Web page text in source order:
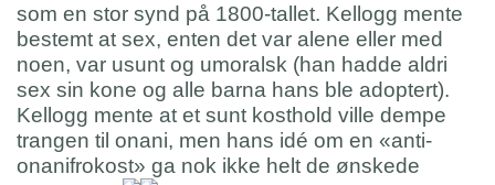
som en stor synd på 1800-tallet. Kellogg mente
bestemt at sex, enten det var alene eller med
noen, var usunt og umoralsk (han hadde aldri
sex sin kone og alle barna hans ble adoptert).
Kellogg mente at et sunt kosthold ville dempe
trangen til onani, men hans idé om en «anti-
onanifrokost» ga nok ikke helt de ønskede